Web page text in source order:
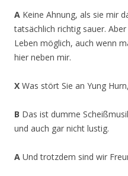
A Keine Ahnung, als sie mir
tatsächlich richtig sauer.
Leben möglich, auch wenn
hier neben mir.
X Was stört Sie an Yung
B Das ist dumme
und auch gar nicht lustig.
A Und trotzdem sind wir